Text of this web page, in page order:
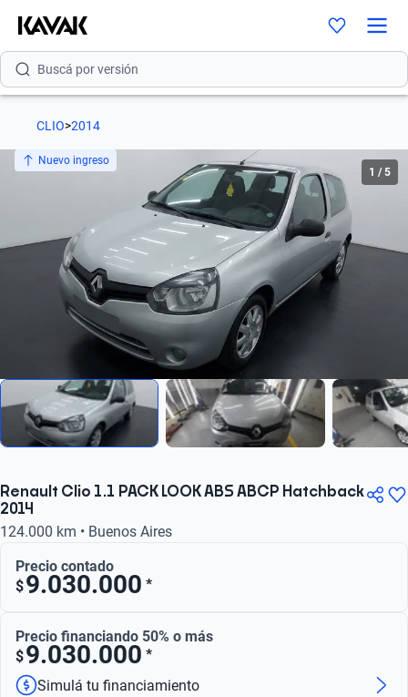
Buscá por modelo
Buscá por versión
Buscá por marca
Buscá por versión
Buscá por año
CLIO>2014
Nuevo ingreso
1 /5
Renault Clio 1.1 PACK LOOK ABS ABCP Hatchback
2014
124.000 km • Buenos Aires
Precio contado
$9.030.000 *
Precio financiando 50% o más
$9.030.000 *
Simulá tu financiamiento